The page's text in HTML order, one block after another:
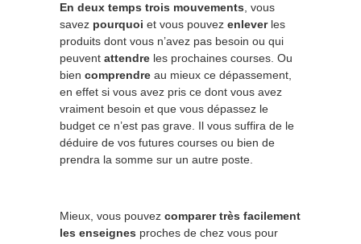
En deux temps trois mouvements , vous
savez pourquoi et vous pouvez enleverles
produits dont vous n’avez pas besoin ou qui
peuvent attendre les prochaines courses. Ou
bien comprendre au mieux ce dépassement,
en effet si vous avez pris ce dont vous avez
vraiment besoin et que vous dépassez le
budget ce n’est pas grave. Il vous suffira de le
déduire de vos futures courses ou bien de
prendra la somme sur un autre poste.
Mieux, vous pouvez comparer très facilement
les enseignes proches de chez vous pour